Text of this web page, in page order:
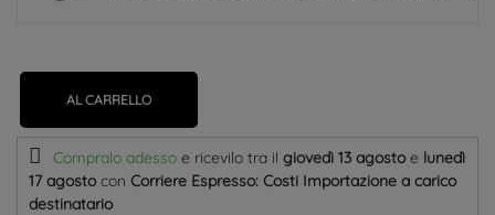
AL CARRELLO
Compralo adesso e ricevilo tra il giovedì 13 agostoe lunedì
17 agosto con Corriere Espresso: Costi Importazione a carico
destinatario